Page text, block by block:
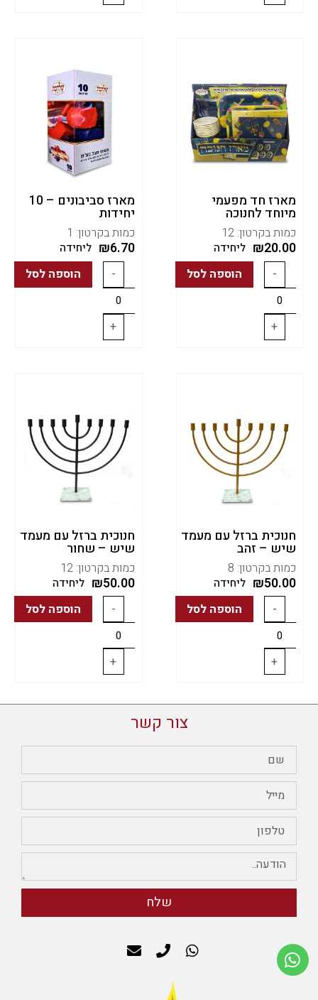
מארז חד מפעמי
מיוחד לחנוכה
כמות בקרטון: 12
₪20.00 ליחידה
-
+
הוספה לסל
מארז סביבונים – 10
יחידות
כמות בקרטון: 1
₪6.70 ליחידה
-
+
הוספה לסל
חנוכית ברזל עם מעמד
שיש – זהב
כמות בקרטון: 8
₪50.00 ליחידה
-
+
הוספה לסל
חנוכית ברזל עם מעמד
שיש – שחור
כמות בקרטון: 12
₪50.00 ליחידה
-
+
הוספה לסל
צור קשר
שלח